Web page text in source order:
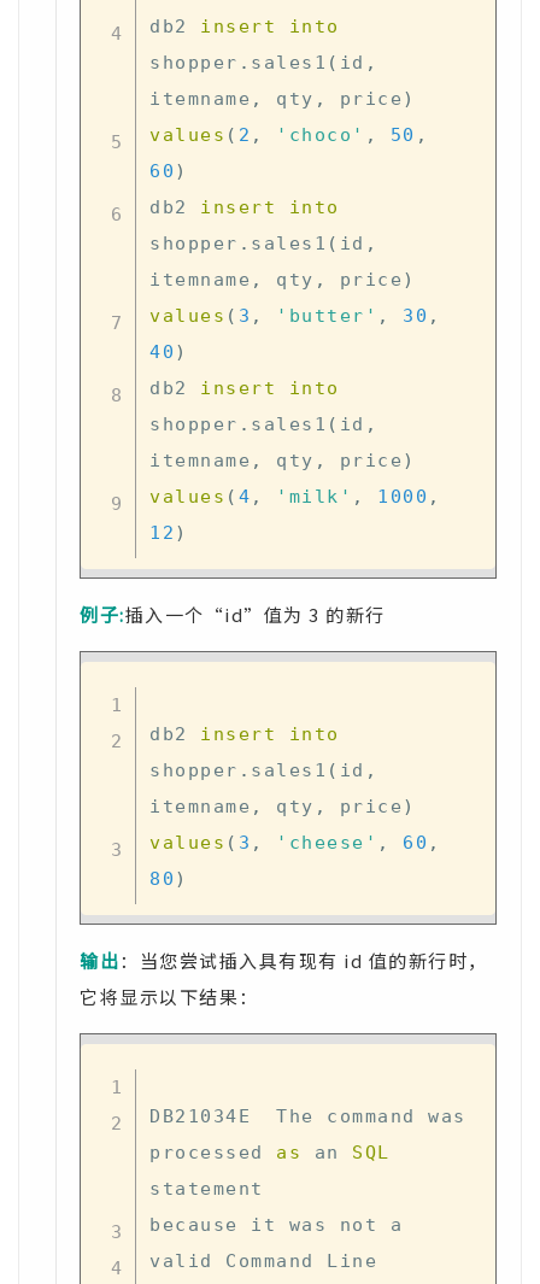
db2 insert
into
shopper . sales1 ( id ,
itemname , qty , price )
values ( 2 , 'choco' , 50 ,
60 )
db2 insert
into
shopper . sales1 ( id ,
itemname , qty , price )
values ( 3 , 'butter' , 30 ,
40 )
db2 insert
into
shopper . sales1 ( id ,
itemname , qty , price )
values ( 4 , 'milk' , 1000 ,
12 )
例子:插入一个“id”值为 3 的新行
db2 insert
into
shopper . sales1 ( id ,
itemname , qty , price )
values ( 3 , 'cheese' , 60 ,
80 )
输出：当您尝试插入具有现有 id 值的新行时，
它将显示以下结果：
DB21034E  The command was
processed as an SQL
statement
because it was not
a
valid Command Line